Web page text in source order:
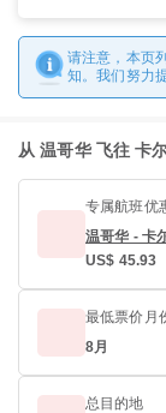
请注意，本页
知。我们努力
从 温哥华 飞往 卡
专属航班优
温哥华 - 卡
US$ 45.93
最低票价月
8月
总目的地